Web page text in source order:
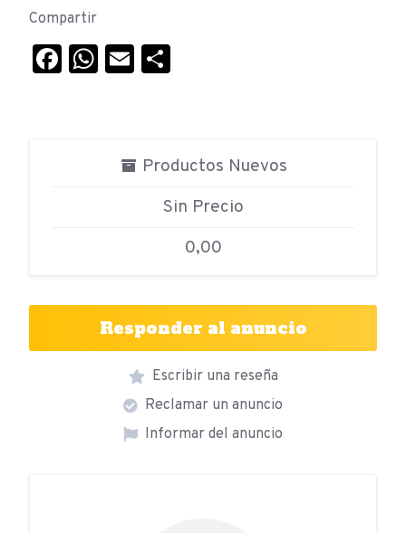
Compartir
Facebook
WhatsApp
Email
Productos Nuevos
Sin Precio
0,00
Responder al anuncio
Escribir una reseña
Reclamar un anuncio
Informar del anuncio